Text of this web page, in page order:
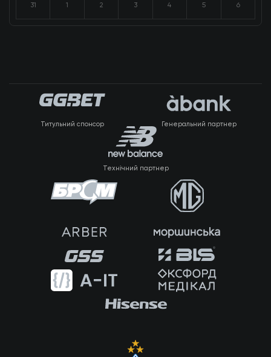
31 1 2 3 4 5 6
Титульний спонсор Генеральний партнер
Технічний партнер